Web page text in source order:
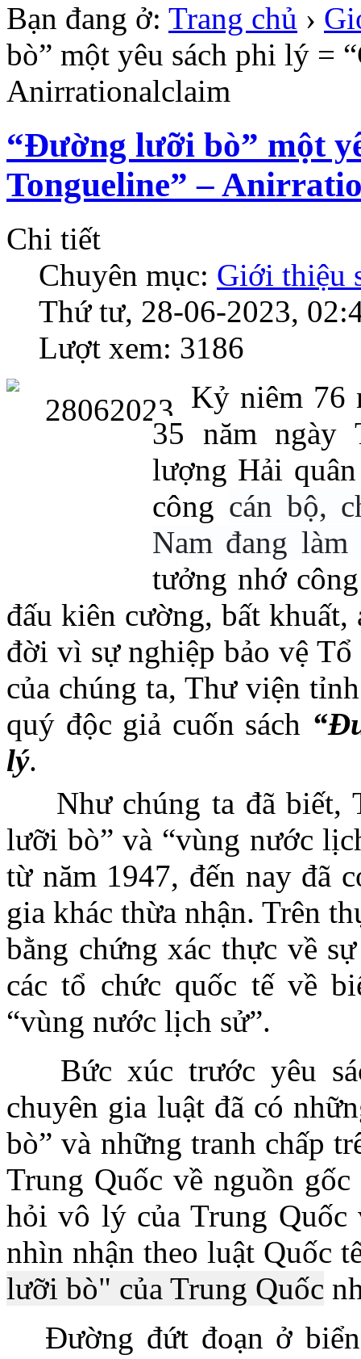
Bạn đang ở: Trang chủ ›
bò” một yêu sách phi lý =
Anirrationalclaim
“Đường lưỡi bò” một
Tongueline” –
Chi tiết
Chuyên mục: Giới thiệu
Thứ tư, 28-06-2023,
Lượt xem: 3186
Kỷ niêm 76
35 năm ngày
lượng Hải
công cán bộ,
Nam đang
tưởng nhớ
đấu kiên cường, bất
đời vì sự nghiệp bảo vệ
của chúng ta, Thư viện
quý độc giả cuốn sách
lý.
Như chúng ta đã biết,
lưỡi bò” và “vùng nước
từ năm 1947, đến nay đã
gia khác thừa nhận. Trên
bằng chứng xác thực về
các tổ chức quốc tế về
“vùng nước lịch sử”.
Bức xúc trước yêu
chuyên gia luật đã có
bò” và những tranh chấp
Trung Quốc về nguồn
hỏi vô lý của Trung Quốc
nhìn nhận theo luật Quốc
lưỡi bò" của Trung Quốc
Đường đứt đoạn ở